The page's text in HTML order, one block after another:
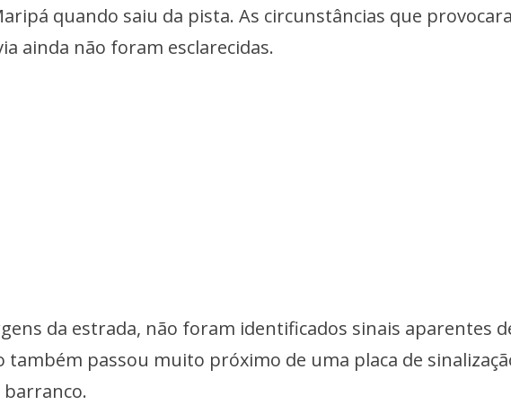
quando saiu da pista. As circunstâncias que
ainda não foram esclarecidas.
da estrada, não foram identificados sinais aparentes
também passou muito próximo de uma placa de
barranco.